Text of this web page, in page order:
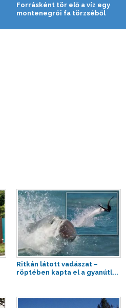
Forrásként tör elő a víz egy
montenegrói fa törzséből
Ritkán látott vadászat –
röptében kapta el a gyanútl...